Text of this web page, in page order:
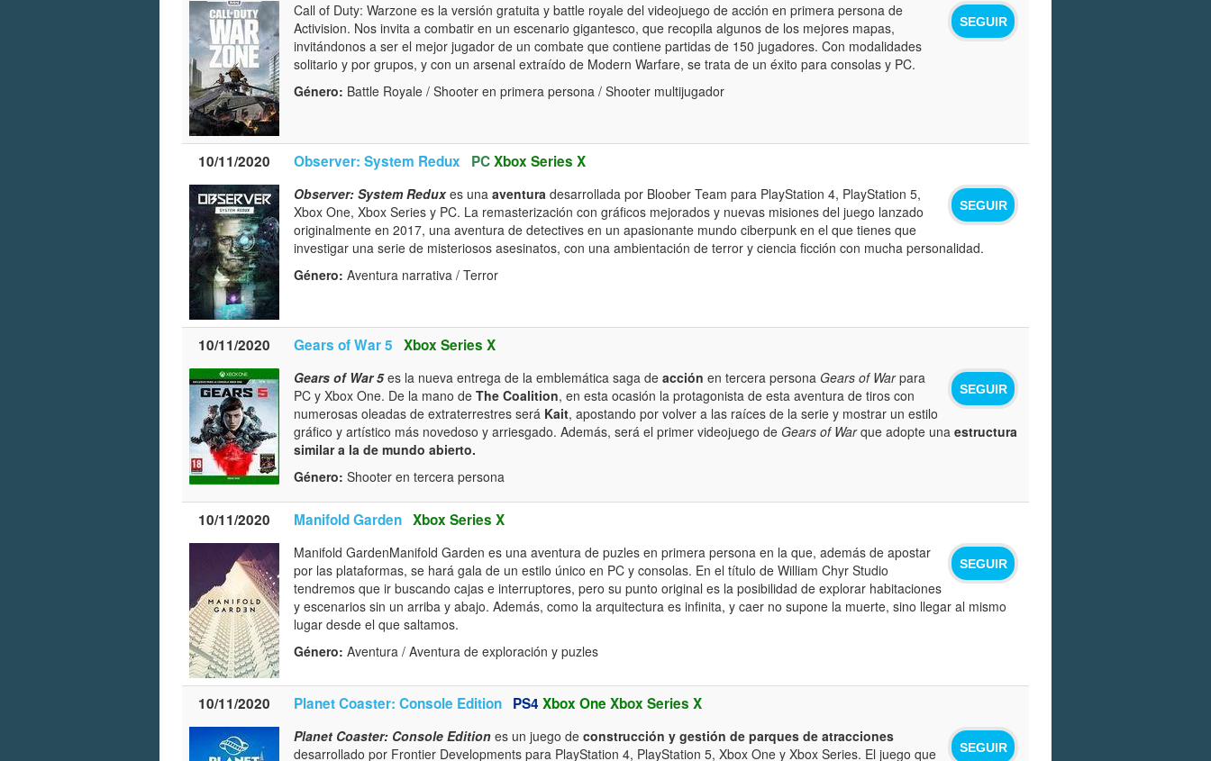
SEGUIR
Call of Duty: Warzone es la versión gratuita y battle royale del videojuego de acción en primera persona de
Activision. Nos invita a combatir en un escenario gigantesco, que recopila algunos de los mejores mapas,
invitándonos a ser el mejor jugador de un combate que contiene partidas de 150 jugadores. Con modalidades
solitario y por grupos, y con un arsenal extraído de Modern Warfare, se trata de un éxito para consolas y PC.
Género: Battle Royale / Shooter en primera persona / Shooter multijugador
10/11/2020 Observer: System Redux PCXbox Series X
SEGUIR
Observer: System Reduxes una aventura desarrollada por Bloober Team para PlayStation 4, PlayStation 5,
Xbox One, Xbox Series y PC. La remasterización con gráficos mejorados y nuevas misiones del juego lanzado
originalmente en 2017, una aventura de detectives en un apasionante mundo ciberpunk en el que tienes que
investigar una serie de misteriosos asesinatos, con una ambientación de terror y ciencia ficción con mucha personalidad.
Género: Aventura narrativa / Terror
10/11/2020 Gears of War 5 Xbox Series X
SEGUIR
Gears of War 5es la nueva entrega de la emblemática saga de acción en tercera persona Gears of Warpara
PC y Xbox One. De la mano de The Coalition, en esta ocasión la protagonista de esta aventura de tiros con
numerosas oleadas de extraterrestres será Kait, apostando por volver a las raíces de la serie y mostrar un estilo
gráfico y artístico más novedoso y arriesgado. Además, será el primer videojuego de Gears of Warque adopte una estructura
similar a la de mundo abierto.
Género: Shooter en tercera persona
10/11/2020 Manifold Garden Xbox Series X
SEGUIR
Manifold GardenManifold Garden es una aventura de puzles en primera persona en la que, además de apostar
por las plataformas, se hará gala de un estilo único en PC y consolas. En el título de William Chyr Studio
tendremos que ir buscando cajas e interruptores, pero su punto original es la posibilidad de explorar habitaciones
y escenarios sin un arriba y abajo. Además, como la arquitectura es infinita, y caer no supone la muerte, sino llegar al mismo
lugar desde el que saltamos.
Género: Aventura / Aventura de exploración y puzles
10/11/2020 Planet Coaster: Console Edition PS4 Xbox One Xbox Series X
SEGUIR
Planet Coaster: Console Edition es un juego de construcción y gestión de parques de atracciones
desarrollado por Frontier Developments para PlayStation 4, PlayStation 5, Xbox One y Xbox Series. El juego que